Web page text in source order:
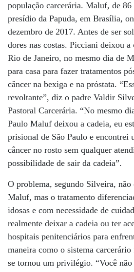
população carcerária. Maluf, de
presídio da Papuda, em Brasília,
dezembro de 2017. Antes de ser
dores nas costas. Picciani deixou
Rio de Janeiro, no mesmo dia de
para casa para fazer tratamentos
câncer na bexiga e na próstata.
revoltante”, diz o padre Valdir
Pastoral Carcerária. “No mesmo
Paulo Maluf deixou a cadeia, eu
prisional de São Paulo e encontrei
câncer no rosto sem qualquer
possibilidade de sair da cadeia”.
O problema, segundo Silveira,
Maluf, mas o tratamento
idosas e com necessidade de
realmente deixar a cadeia ou ter
hospitais penitenciários para
maneira como o sistema
se tornou um privilégio. “Você